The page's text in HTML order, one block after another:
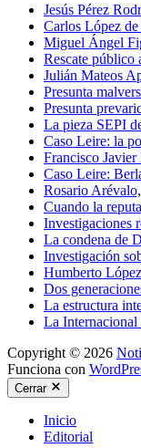
Jesús Pérez
Carlos López
Miguel Ángel
Rescate público
Julián Mateos
Presunta
Presunta
La pieza SEPI
Caso Leire: la
Francisco
Caso Leire:
Rosario
Cuando la
Investigaciones
La condena de
Investigación
Humberto
Dos
La estructura
La Internacional
Copyright © 2026
Funciona con
Cerrar
Inicio
Editorial